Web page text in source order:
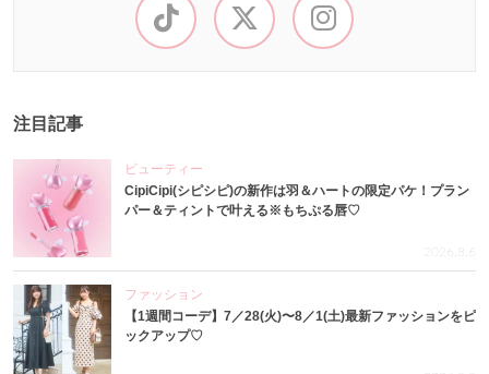
注目記事
ビューティー
CipiCipi(シピシピ)の新作は羽＆ハートの限定パケ！プラン
パー＆ティントで叶える※もちぷる唇♡
2026.8.6
ファッション
【1週間コーデ】7／28(火)〜8／1(土)最新ファッションをピ
ックアップ♡